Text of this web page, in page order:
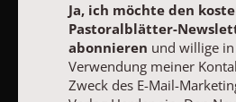
Ja, ich möchte den
Pastoralblätter-
abonnieren und willige
Verwendung meiner
Zweck des E-Mail-